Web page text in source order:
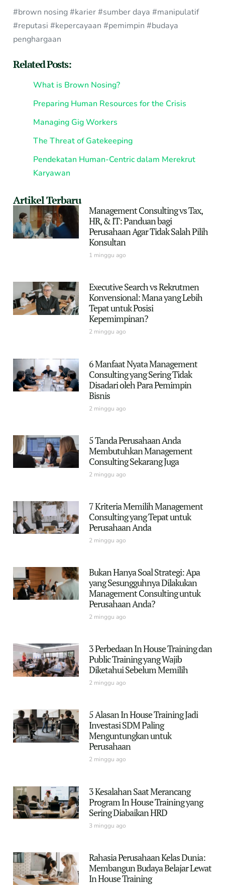
#brown nosing #karier #sumber daya #manipulatif
#reputasi #kepercayaan #pemimpin #budaya
penghargaan
Related Posts:
What is Brown Nosing?
Preparing Human Resources for the Crisis
Managing Gig Workers
The Threat of Gatekeeping
Pendekatan Human-Centric dalam Merekrut
Karyawan
Artikel Terbaru
Management Consulting vs Tax,
HR, & IT: Panduan bagi
Perusahaan Agar Tidak Salah Pilih
Konsultan
1 minggu ago
Executive Search vs Rekrutmen
Konvensional: Mana yang Lebih
Tepat untuk Posisi
Kepemimpinan?
2 minggu ago
6 Manfaat Nyata Management
Consulting yang Sering Tidak
Disadari oleh Para Pemimpin
Bisnis
2 minggu ago
5 Tanda Perusahaan Anda
Membutuhkan Management
Consulting Sekarang Juga
2 minggu ago
7 Kriteria Memilih Management
Consulting yang Tepat untuk
Perusahaan Anda
2 minggu ago
Bukan Hanya Soal Strategi: Apa
yang Sesungguhnya Dilakukan
Management Consulting untuk
Perusahaan Anda?
2 minggu ago
3 Perbedaan In House Training dan
Public Training yang Wajib
Diketahui Sebelum Memilih
2 minggu ago
5 Alasan In House Training Jadi
Investasi SDM Paling
Menguntungkan untuk
Perusahaan
2 minggu ago
3 Kesalahan Saat Merancang
Program In House Training yang
Sering Diabaikan HRD
3 minggu ago
Rahasia Perusahaan Kelas Dunia:
Membangun Budaya Belajar Lewat
In House Training